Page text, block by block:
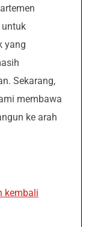
untuk
yang
Sekarang,
membawa
ke arah
kembali